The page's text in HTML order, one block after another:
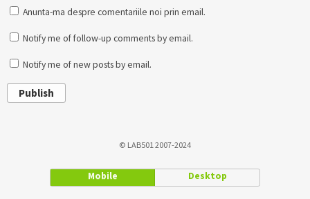
Anunta-ma despre comentariile noi prin email.
Notify me of follow-up comments by email.
Notify me of new posts by email.
Publish
© LAB501 2007-2024
Mobile Desktop